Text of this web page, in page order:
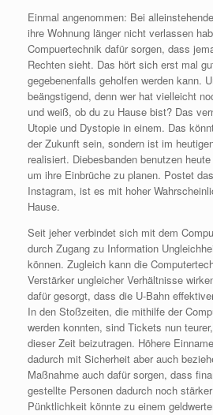
Einmal angenommen: Bei
ihre Wohnung länger nicht verlassen
Compuertechnik dafür sorgen, dass
Rechten sieht. Das hört sich erst mal
gegebenenfalls geholfen werden kann.
beängstigend, denn wer hat vielleicht
und weiß, ob du zu Hause bist? Das
Utopie und Dystopie in einem. Das
der Zukunft sein, sondern ist im
realisiert. Diebesbanden benutzen
um ihre Einbrüche zu planen. Postet
Instagram, ist es mit hoher
Hause.
Seit jeher verbindet sich mit dem
durch Zugang zu Information
können. Zugleich kann die
Verstärker ungleicher Verhältnisse
dafür gesorgt, dass die U-Bahn
In den Stoßzeiten, die mithilfe der
werden konnten, sind Tickets nun
dieser Zeit beizutragen. Höhere
dadurch mit Sicherheit aber auch
Maßnahme auch dafür sorgen, dass
gestellte Personen dadurch noch
Pünktlichkeit könnte zu einem